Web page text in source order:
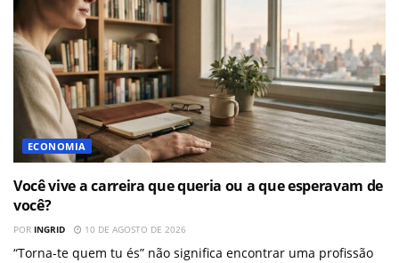
ECONOMIA
Você vive a carreira que queria ou a que esperavam de
você?
POR INGRID 10 DE AGOSTO DE 2026
“Torna-te quem tu és” não significa encontrar uma profissão